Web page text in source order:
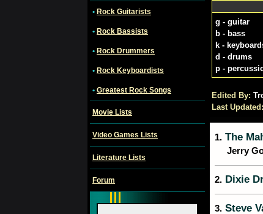
• Rock Guitarists
• Rock Bassists
• Rock Drummers
• Rock Keyboardists
• Greatest Rock Songs
Movie Lists
Video Games Lists
Literature Lists
Forum
g - guitar
b - bass
k -
d - drums
p -
Edited By:
Last Updated:
1. The
Jerry
2. Dixie
3. Steve